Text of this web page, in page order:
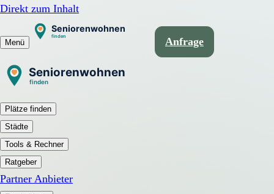
Direkt zum Inhalt
Menü Anfrage
Plätze finden
Städte
Tools & Rechner
Ratgeber
Partner Anbieter